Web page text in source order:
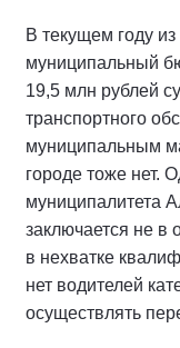
В текущем году
муниципальный
19,5 млн рублей
транспортного
муниципальным
городе тоже нет.
муниципалитета
заключается не в
в нехватке
нет водителей
осуществлять